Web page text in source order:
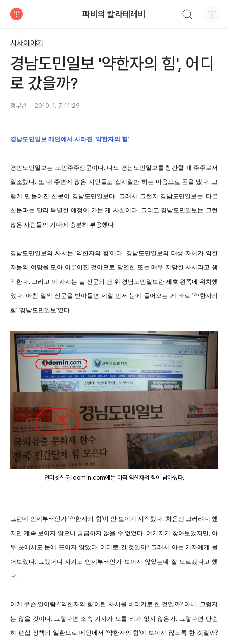
파비의 칼라테레비
시사이야기
경남도민일보 '약한자의 힘', 어디
로 갔을까?
정부권 2010. 1. 7. 11:29
경남도민일보 메인에서 사라진 '약한자의 힘'
경민도민일보는 도민주주신문이다. 나도 경남도민일보를 창간할 때 주주로서
일조했다. 또 내 주변에 많은 지인들도 십시일반 하는 마음으로 돈을 냈다. 그
렇게 만들어진 신문이 경남도민일보다. 그래서 그런지 경남도민일보는 다른
신문과는 달리 특별한 애정이 가는 게 사실이다. 그리고 경남도민일보는 그런
많은 사람들의 기대에 충분히 부응했다.
경남도민일보의 사시는 '약한자의 힘'이다. 경남도민일보의 태생 자체가 약한
자들의 여망을 모아 이루어진 것이므로 당연한 또는 매우 지당한 사시라고 생
각한다. 그리고 이 사시는 늘 신문의 맨 위 경남도민일보란 제호 왼쪽에 위치했
었다. 아침 일찍 신문을 받아들면 제일 먼저 눈에 들어오는 게 바로 '약한자의
힘' '경남도민일보'였다.
인터넷신문 idomin.com에는 아직 약한자의 힘이 남아있다.
그런데 언제부터인가 '약한자의 힘'이 안 보이기 시작했다. 처음엔 그러려니 했
지만 계속 보이지 않으니 궁금하지 않을 수 없었다. 여기저기 찾아보았지만, 아
무 곳에서도 눈에 뜨이지 않았다. 어디로 간 것일까? 그래서 아는 기자에게 물
어보았다. 그랬더니 자기도 언제부터인가 보이지 않았는데 잘 모르겠다고 했
다.
이게 무슨 일이람? '약한자의 힘'이란 사시를 버리기로 한 것일까? 아니, 그렇지
는 않을 것이다. 그렇다면 소속 기자가 모를 리가 없지 않은가. 그렇다면 단순
히 편집 정책의 일환으로 메인에서 '약한자의 힘'이 보이지 않도록 한 것일까?